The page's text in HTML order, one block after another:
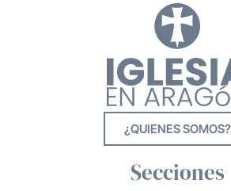
¿QUIENES SOMOS?
Secciones